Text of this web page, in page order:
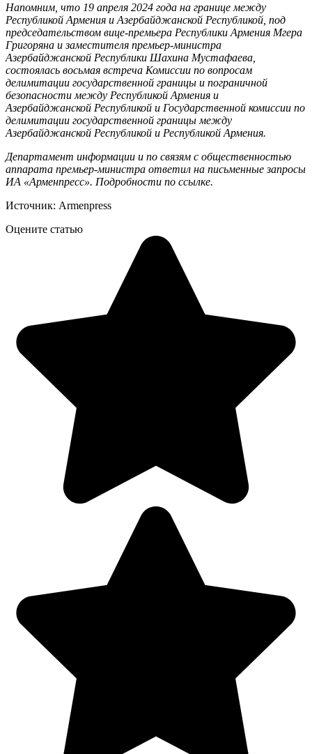
Напомним, что 19 апреля 2024 года на границе между
Республикой Армения и Азербайджанской Республикой, под
председательством вице-премьера Республики Армения Мгера
Григоряна и заместителя премьер-министра
Азербайджанской Республики Шахина Мустафаева,
состоялась восьмая встреча Комиссии по вопросам
делимитации государственной границы и пограничной
безопасности между Республикой Армения и
Азербайджанской Республикой и Государственной комиссии по
делимитации государственной границы между
Азербайджанской Республикой и Республикой Армения.
Департамент информации и по связям с общественностью
аппарата премьер-министра ответил на письменные запросы
ИА «Арменпресс». Подробности по ссылке.
Источник: Armenpress
Оцените статью